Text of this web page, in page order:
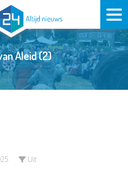
Aleid (2)
Uit